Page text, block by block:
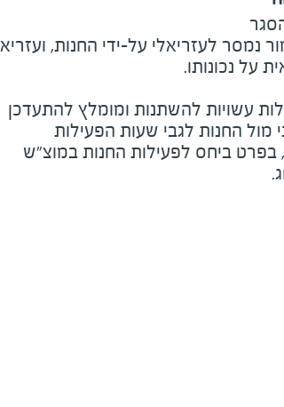
נמסר לעזריאלי על-ידי החנות,
עשויות להשתנות ומומלץ להתעדכן
מול החנות לגבי שעות הפעילות
בפרט ביחס לפעילות החנות במוצ"ש